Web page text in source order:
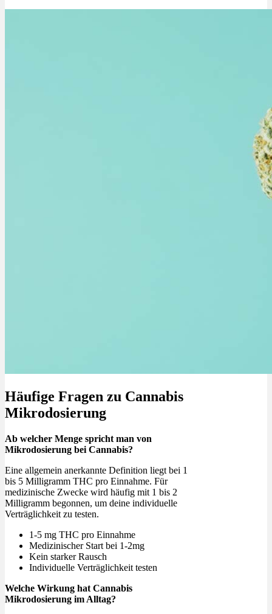
Häufige Fragen zu Cannabis
Mikrodosierung
Ab welcher Menge spricht man von
Mikrodosierung bei Cannabis?
Eine allgemein anerkannte Definition liegt bei 1
bis 5 Milligramm THC pro Einnahme. Für
medizinische Zwecke wird häufig mit 1 bis 2
Milligramm begonnen, um deine individuelle
Verträglichkeit zu testen.
1-5 mg THC pro Einnahme
Medizinischer Start bei 1-2mg
Kein starker Rausch
Individuelle Verträglichkeit testen
Welche Wirkung hat Cannabis
Mikrodosierung im Alltag?